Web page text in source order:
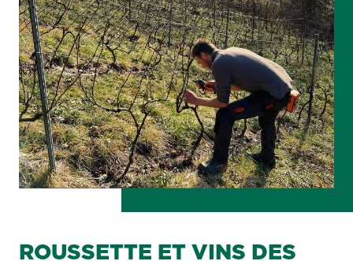
ROUSSETTE ET VINS DES